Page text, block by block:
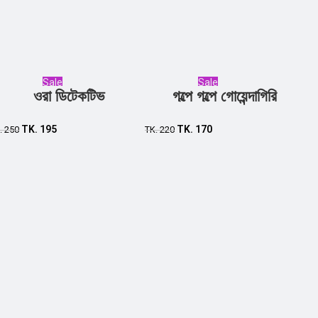
Sale
ওরা ডিটেকটিভ
250 TK. 195
Sale
গল্পে গল্পে গোয়েন্দাগিরি
TK.220 TK. 170